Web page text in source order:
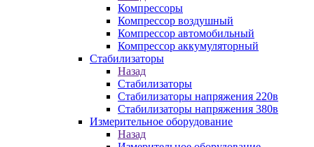
Компрессоры
Компрессор воздушный
Компрессор автомобильный
Компрессор аккумуляторный
Стабилизаторы
Назад
Стабилизаторы
Стабилизаторы напряжения 220в
Стабилизаторы напряжения 380в
Измерительное оборудование
Назад